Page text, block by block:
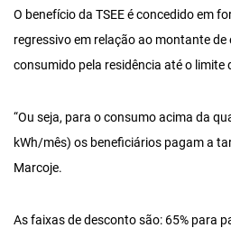
O benefício da TSEE é concedido em
regressivo em relação ao montante
consumido pela residência até o limite
“Ou seja, para o consumo acima da
kWh/mês) os beneficiários pagam a
Marcoje.
As faixas de desconto são: 65% para